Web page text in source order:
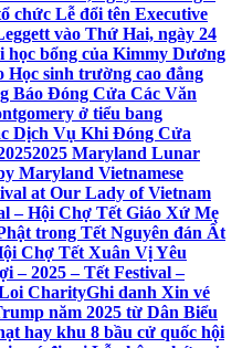
chức Lễ đổi tên Executive
vào Thứ Hai, ngày 24
học bổng của Kimmy Dương
Học sinh trường cao đẳng
Báo Đóng Cửa Các Văn
ở tiểu bang
Dịch Vụ Khi Đóng Cửa
2025 Maryland Lunar
Maryland Vietnamese
at Our Lady of Vietnam
– Hội Chợ Tết Giáo Xứ Mẹ
trong Tết Nguyên đán Ất
Chợ Tết Xuân Vị Yêu
– 2025 – Tết Festival –
CharityGhi danh Xin vé
năm 2025 từ Dân Biểu
hay khu 8 bầu cử quốc hội